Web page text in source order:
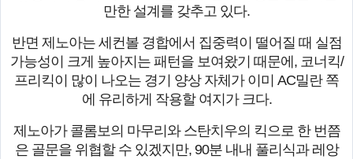
만한 설계를 갖추고 있다.
반면 제노아는 세컨볼 경합에서 집중력이 떨어질 때 실점
가능성이 크게 높아지는 패턴을 보여왔기 때문에, 코너킥/
프리킥이 많이 나오는 경기 양상 자체가 이미 AC밀란 쪽
에 유리하게 작용할 여지가 크다.
제노아가 콜롬보의 마무리와 스탄치우의 킥으로 한 번쯤
은 골문을 위협할 수 있겠지만, 90분 내내 풀리식과 레앙